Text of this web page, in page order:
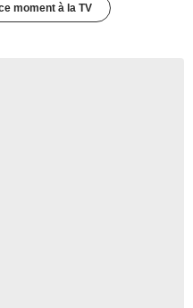
moment à la TV